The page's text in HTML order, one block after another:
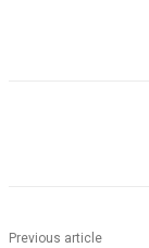
Previous article